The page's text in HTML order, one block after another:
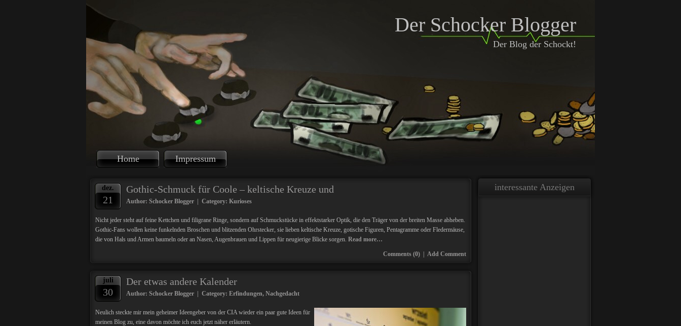
Der Schocker Blogger
Der Blog der Schockt!
Home Impressum
dez.
21
Gothic-Schmuck für Coole – keltische Kreuze und
Author: Schocker Blogger | Category: Kurioses
Nicht jeder steht auf feine Kettchen und filigrane Ringe, sondern auf Schmuckstücke in effektstarker Optik, die den Träger von der breiten Masse abheben.
Gothic-Fans wollen keine funkelnden Broschen und blitzenden Ohrstecker, sie lieben keltische Kreuze, gotische Figuren, Pentagramme oder Fledermäuse,
die von Hals und Armen baumeln oder an Nasen, Augenbrauen und Lippen für neugierige Blicke sorgen. Read more…
Comments (0) Add Comment
juli
30
Der etwas andere Kalender
Author: Schocker Blogger | Category: Erfindungen, Nachgedacht
Neulich steckte mir mein geheimer Ideengeber von der CIA wieder ein paar gute Ideen für
meinen Blog zu, eine davon möchte ich euch jetzt näher erläutern.
interessante Anzeigen